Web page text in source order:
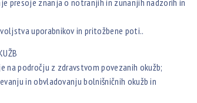
uporabnikov in pritožbene poti..
na področju z zdravstvom povezanih okužb;
in obvladovanju bolnišničnih okužb in